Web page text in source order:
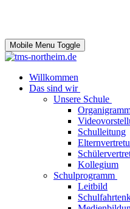
Mobile Menu Toggle
Willkommen
Das sind wir
Unsere Schule
Schulleitung
Kollegium
Schulprogramm
Leitbild